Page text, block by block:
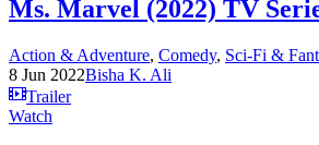
Ms. Marvel (2022) TV
Action & Adventure, Comedy, Sci-Fi &
8 Jun 2022Bisha K. Ali
Trailer
Watch